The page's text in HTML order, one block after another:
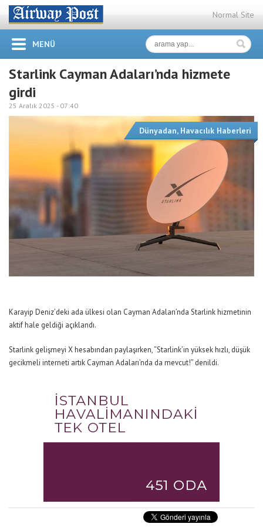
Normal Site
MENÜ
Starlink Cayman Adaları’nda hizmete
girdi
25 Aralık 2025 - 07:40
Dünyadan, Havacılık Haberleri
Karayip Deniz’deki ada ülkesi olan Cayman Adaları’nda Starlink hizmetinin
aktif hale geldiği açıklandı.
Starlink gelişmeyi X hesabından paylaşırken,“Starlink’in yüksek hızlı, düşük
gecikmeli interneti artık Cayman Adaları’nda da mevcut!” denildi.